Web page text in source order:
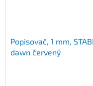
Popisovač, 1 mm,
dawn červený